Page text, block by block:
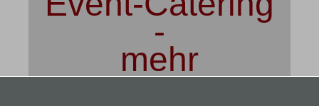
-
mehr